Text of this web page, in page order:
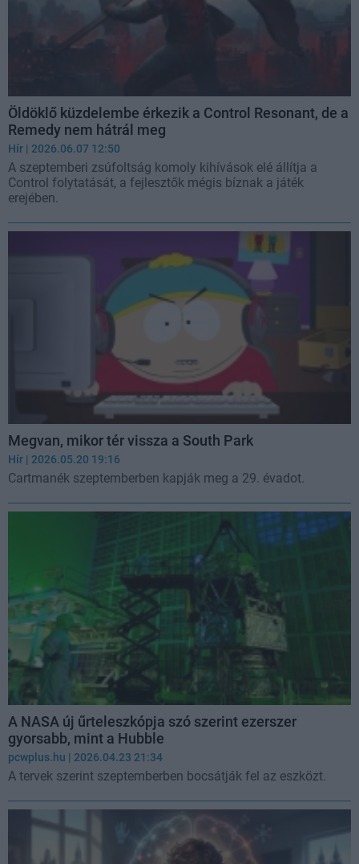
Öldöklő küzdelembe érkezik a Control Resonant, de a
Remedy nem hátrál meg
Hír | 2026.06.07 12:50
A szeptemberi zsúfoltság komoly kihívások elé állítja a
Control folytatását, a fejlesztők mégis bíznak a játék
erejében.
Megvan, mikor tér vissza a South Park
Hír | 2026.05.20 19:16
Cartmanék szeptemberben kapják meg a 29. évadot.
A NASA új űrteleszkópja szó szerint ezerszer
gyorsabb, mint a Hubble
pcwplus.hu | 2026.04.23 21:34
A tervek szerint szeptemberben bocsátják fel az eszközt.